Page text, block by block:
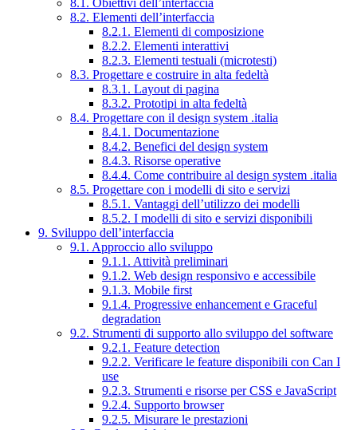
8.1. Obiettivi dell’interfaccia
8.2. Elementi dell’interfaccia
8.2.1. Elementi di composizione
8.2.2. Elementi interattivi
8.2.3. Elementi testuali (microtesti)
8.3. Progettare e costruire in alta fedeltà
8.3.1. Layout di pagina
8.3.2. Prototipi in alta fedeltà
8.4. Progettare con il design system .italia
8.4.1. Documentazione
8.4.2. Benefici del design system
8.4.3. Risorse operative
8.4.4. Come contribuire al design system .italia
8.5. Progettare con i modelli di sito e servizi
8.5.1. Vantaggi dell’utilizzo dei modelli
8.5.2. I modelli di sito e servizi disponibili
9. Sviluppo dell’interfaccia
9.1. Approccio allo sviluppo
9.1.1. Attività preliminari
9.1.2. Web design responsivo e accessibile
9.1.3. Mobile first
9.1.4. Progressive enhancement e Graceful
degradation
9.2. Strumenti di supporto allo sviluppo del software
9.2.1. Feature detection
9.2.2. Verificare le feature disponibili con Can I
use
9.2.3. Strumenti e risorse per CSS e JavaScript
9.2.4. Supporto browser
9.2.5. Misurare le prestazioni